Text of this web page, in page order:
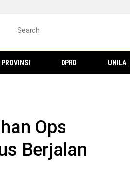
PROVINSI DPRD UNILA
Ops
Berjalan